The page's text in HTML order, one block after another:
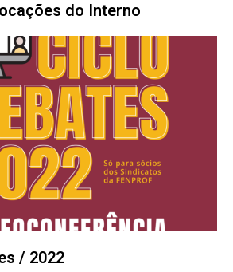
do Interno
/ 2022